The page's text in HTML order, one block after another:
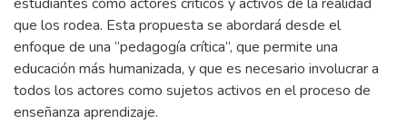
que los rodea. Esta propuesta se abordará desde el
enfoque de una “pedagogía crítica”, que permite una
educación más humanizada, y que es necesario involucrar a
todos los actores como sujetos activos en el proceso de
enseñanza aprendizaje.